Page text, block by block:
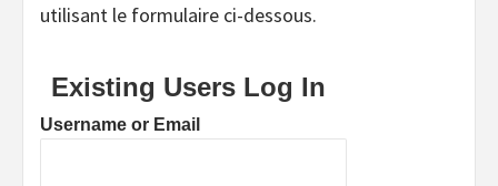
utilisant le formulaire ci-dessous.
Existing Users Log In
Username or Email